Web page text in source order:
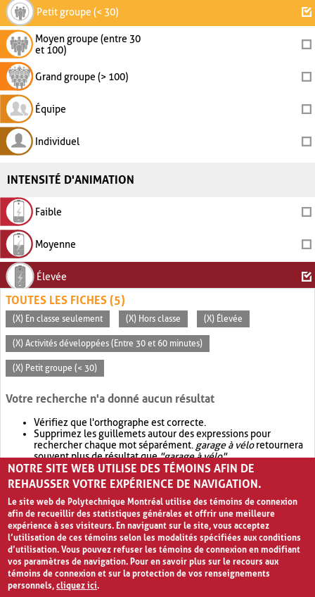
Petit groupe (< 30)
Moyen groupe (entre 30
et 100)
Grand groupe (> 100)
Équipe
Individuel
INTENSITÉ D'ANIMATION
Faible
Moyenne
Élevée
TOUTES LES FICHES (5)
(X) En classe seulement (X) Hors classe (X) Élevée
(X) Activités développées (Entre 30 et 60 minutes)
(X) Petit groupe (< 30)
Votre recherche n'a donné aucun résultat
Vérifiez que l'orthographe est correcte.
Supprimez les guillemets autour des expressions pour
rechercher chaque mot séparément. garage à véloretournera
souvent plus de résultat que"garage à vélo".
Envisagez d'élargir votre recherche avec OR.garage OR vélo
retournera souvent plus de résultat quegarage à vélo
NOTRE SITE WEB UTILISE DES TÉMOINS AFIN DE
REHAUSSER VOTRE EXPÉRIENCE DE NAVIGATION.
Le site web de Polytechnique Montréal utilise des témoins de connexion
afin de recueillir des statistiques générales et offrir une meilleure
expérience à ses visiteurs. En naviguant sur le site, vous acceptez
l’utilisation de ces témoins selon les modalités spécifiées aux conditions
d’utilisation. Vous pouvez refuser les témoins de connexion en modifiant
vos paramètres de navigation. Pour en savoir plus sur le recours aux
témoins de connexion et sur la protection de vos renseignements
personnels,cliquez ici.